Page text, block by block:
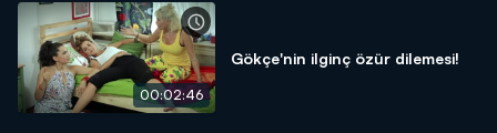
00:02:46
Gökçe'nin ilginç özür dilemesi!